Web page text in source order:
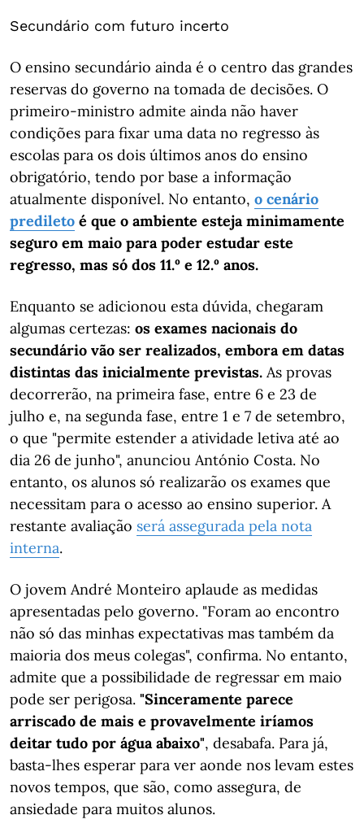
Secundário com futuro incerto
O ensino secundário ainda é o centro das grandes
reservas do governo na tomada de decisões. O
primeiro-ministro admite ainda não haver
condições para fixar uma data no regresso às
escolas para os dois últimos anos do ensino
obrigatório, tendo por base a informação
atualmente disponível. No entanto, o cenário
predileto é que o ambiente esteja minimamente
seguro em maio para poder estudar este
regresso, mas só dos 11.º e 12.º anos.
Enquanto se adicionou esta dúvida, chegaram
algumas certezas: os exames nacionais do
secundário vão ser realizados, embora em datas
distintas das inicialmente previstas. As provas
decorrerão, na primeira fase, entre 6 e 23 de
julho e, na segunda fase, entre 1 e 7 de setembro,
o que "permite estender a atividade letiva até ao
dia 26 de junho", anunciou António Costa. No
entanto, os alunos só realizarão os exames que
necessitam para o acesso ao ensino superior. A
restante avaliação será assegurada pela nota
interna.
O jovem André Monteiro aplaude as medidas
apresentadas pelo governo. "Foram ao encontro
não só das minhas expectativas mas também da
maioria dos meus colegas", confirma. No entanto,
admite que a possibilidade de regressar em maio
pode ser perigosa. "Sinceramente parece
arriscado de mais e provavelmente iríamos
deitar tudo por água abaixo", desabafa. Para já,
basta-lhes esperar para ver aonde nos levam estes
novos tempos, que são, como assegura, de
ansiedade para muitos alunos.